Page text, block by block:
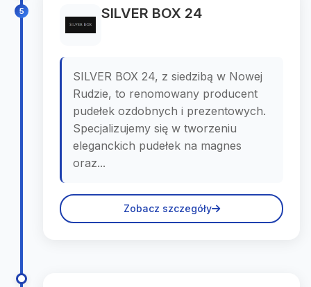
5 SILVER BOX 24
SILVER BOX 24, z siedzibą w Nowej
Rudzie, to renomowany producent
pudełek ozdobnych i prezentowych.
Specjalizujemy się w tworzeniu
eleganckich pudełek na magnes
oraz...
Zobacz szczegóły